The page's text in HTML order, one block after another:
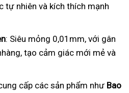
tự nhiên và kích thích mạnh
: Siêu mỏng 0,01mm, với gân
tạo cảm giác mới mẻ và
cấp các sản phẩm như Bao